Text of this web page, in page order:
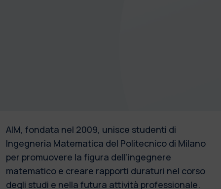
AIM, fondata nel 2009, unisce studenti di
Ingegneria Matematica del Politecnico di Milano
per promuovere la figura dell’ingegnere
matematico e creare rapporti duraturi nel corso
degli studi e nella futura attività professionale.